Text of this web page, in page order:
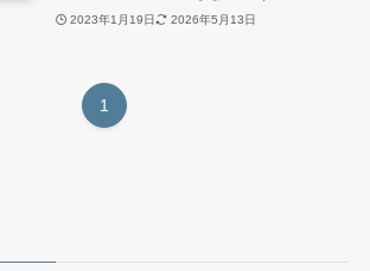
2023年1月19日 2026年5月13日
1